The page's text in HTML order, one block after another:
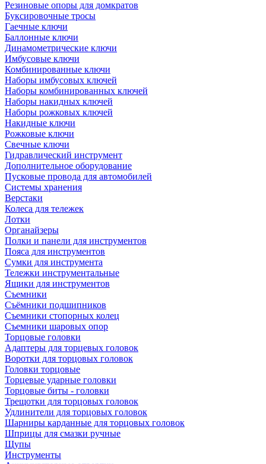
Резиновые опоры для домкратов
Буксировочные тросы
Гаечные ключи
Баллонные ключи
Динамометрические ключи
Имбусовые ключи
Комбинированные ключи
Наборы имбусовых ключей
Наборы комбинированных ключей
Наборы накидных ключей
Наборы рожковых ключей
Накидные ключи
Рожковые ключи
Свечные ключи
Гидравлический инструмент
Дополнительное оборудование
Пусковые провода для автомобилей
Системы хранения
Верстаки
Колеса для тележек
Лотки
Органайзеры
Полки и панели для инструментов
Пояса для инструментов
Сумки для инструмента
Тележки инструментальные
Ящики для инструментов
Съемники
Съёмники подшипников
Съемники стопорных колец
Съемники шаровых опор
Торцовые головки
Адаптеры для торцевых головок
Воротки для торцовых головок
Головки торцовые
Торцевые ударные головки
Торцовые биты - головки
Трещотки для торцовых головок
Удлинители для торцовых головок
Шарниры карданные для торцовых головок
Шприцы для смазки ручные
Щупы
Инструменты